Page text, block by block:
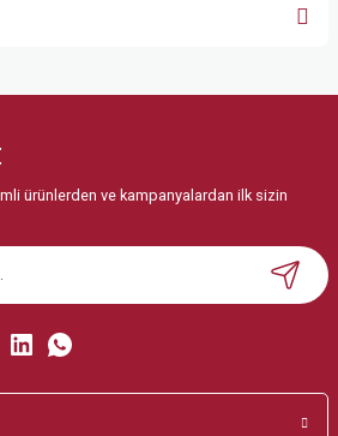
ederiz.
veya görüntülenemiyor.
bilgiler bulunuyor.
bulunuyor.
alternatifler olmalı.
ürünlerden ve kampanyalardan ilk sizin